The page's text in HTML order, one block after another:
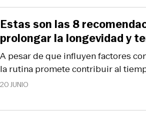
20 JUNIO
A pesar de que influyen factores
la rutina promete contribuir al
Estas son las 8
prolongar la longevidad y